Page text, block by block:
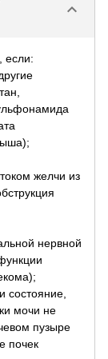
keyboard_arrow_down
если:
желчи из
нервной
состояние,
мочи не
пузыре
почек